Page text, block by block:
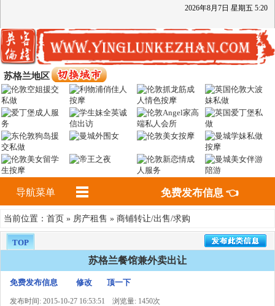
2026年8月 7日 星期五 5:20
苏格兰地区
导航菜单 免费发布信息 👈
当前位置： 首页 » 房产租售 » 商铺转让/出售/求购
TOP
苏格兰餐馆兼外卖出让
免费发布信息 修改 顶一下
发布时间: 2015-10-27 16:53:51 浏览量: 1450次